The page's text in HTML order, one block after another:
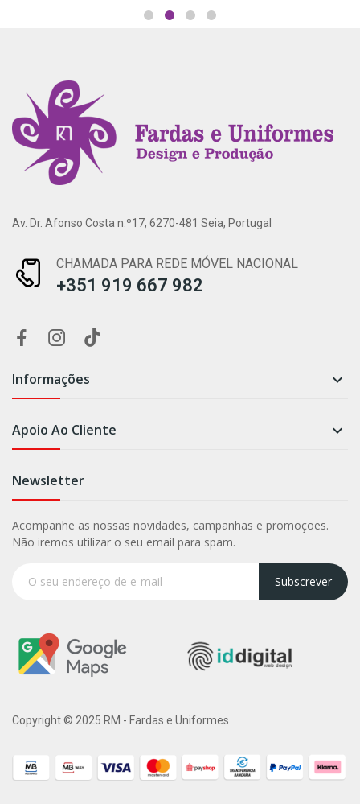
Av. Dr. Afonso Costa n.º17, 6270-481 Seia, Portugal
CHAMADA PARA REDE MÓVEL NACIONAL
+351 919 667 982
Informações 
Apoio Ao Cliente 
Newsletter
Acompanhe as nossas novidades, campanhas e promoções.
Não iremos utilizar o seu email para spam.
Subscrever
Copyright © 2025 RM - Fardas e Uniformes